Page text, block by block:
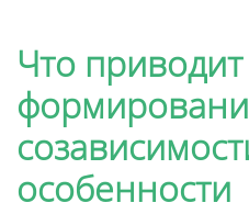
Что приводит
особенности